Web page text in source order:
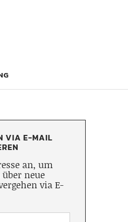
VIA E-MAIL
an, um
neue
via E-